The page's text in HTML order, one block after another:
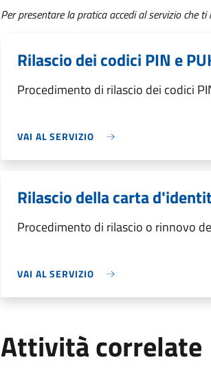
Per presentare la pratica accedi al servizio che ti
Rilascio dei codici PIN e
Procedimento di rilascio dei codici
VAI AL SERVIZIO
Rilascio della carta
Procedimento di rilascio o rinnovo
VAI AL SERVIZIO
Attività correlate